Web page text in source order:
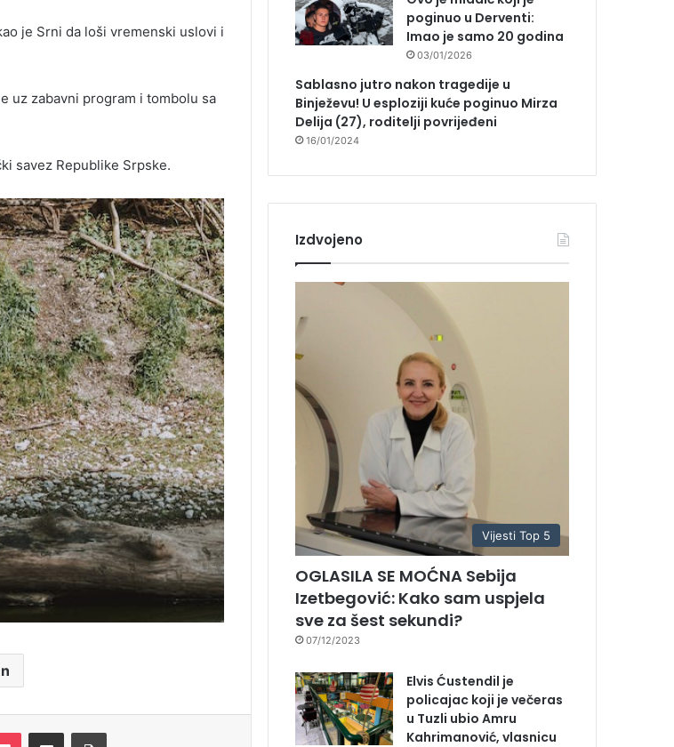
je Srni da loši vremenski uslovi i
uz zabavni program i tombolu sa
savez Republike Srpske.
Pocket Share via Email Print
poginuo u Derventi:
Imao je samo 20 godina
03/01/2026
Sablasno jutro nakon tragedije u
Binježevu! U esploziji kuće poginuo Mirza
Delija (27), roditelji povrijeđeni
16/01/2024
Izdvojeno
Vijesti Top 5
OGLASILA SE MOĆNA Sebija
Izetbegović: Kako sam uspjela
sve za šest sekundi?
07/12/2023
Elvis Ćustendil je
policajac koji je večeras
u Tuzli ubio Amru
Kahrimanović, vlasnicu